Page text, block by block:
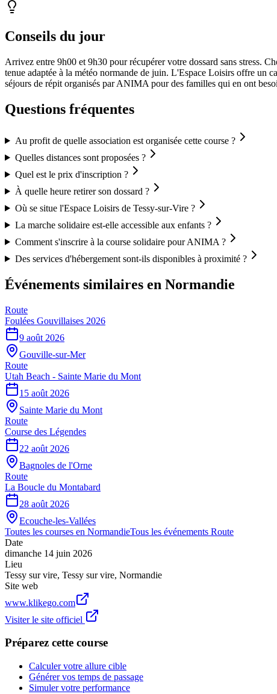
Conseils du jour
Arrivez entre 9h00 et 9h30 pour récupérer votre dossard sans stress.
tenue adaptée à la météo normande de juin. L'Espace Loisirs offre un
séjours de répit organisés par ANIMA pour des familles qui en ont
Questions fréquentes
Au profit de quelle association est organisée cette course ?
Quelles distances sont proposées ?
Quel est le prix d'inscription ?
À quelle heure retirer son dossard ?
Où se situe l'Espace Loisirs de Tessy-sur-Vire ?
La marche solidaire est-elle accessible aux enfants ?
Comment s'inscrire à la course solidaire pour ANIMA ?
Des services d'hébergement sont-ils disponibles à proximité ?
Événements similaires en Normandie
Route
Foulées Gouvillaises 2026
9 août 2026
Gouville-sur-Mer
Route
Utah Beach - Sainte Marie du Mont
15 août 2026
Sainte Marie du Mont
Route
Course des Légendes
22 août 2026
Bagnoles de l'Orne
Route
La Boucle du Montabard
28 août 2026
Ecouche-les-Vallées
Toutes les courses en NormandieTous les événements Route
Date
dimanche 14 juin 2026
Lieu
Tessy sur vire, Tessy sur vire, Normandie
Site web
www.klikego.com
Visiter le site officiel
Préparez cette course
Calculer votre allure cible
Générer vos temps de passage
Simuler votre performance